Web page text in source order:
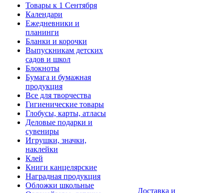
Товары к 1 Сентября
Календари
Ежедневники и
планинги
Бланки и корочки
Выпускникам детских
садов и школ
Блокноты
Бумага и бумажная
продукция
Все для творчества
Гигиенические товары
Глобусы, карты, атласы
Деловые подарки и
сувениры
Игрушки, значки,
наклейки
Клей
Книги канцелярские
Наградная продукция
Обложки школьные
Доставка и